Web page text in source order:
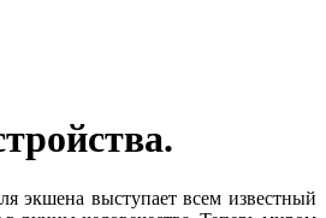
экшена выступает всем известный